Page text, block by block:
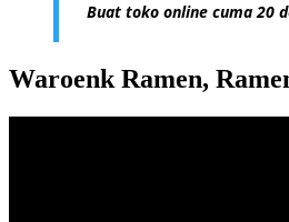
Buat toko online cuma 20
Waroenk Ramen,